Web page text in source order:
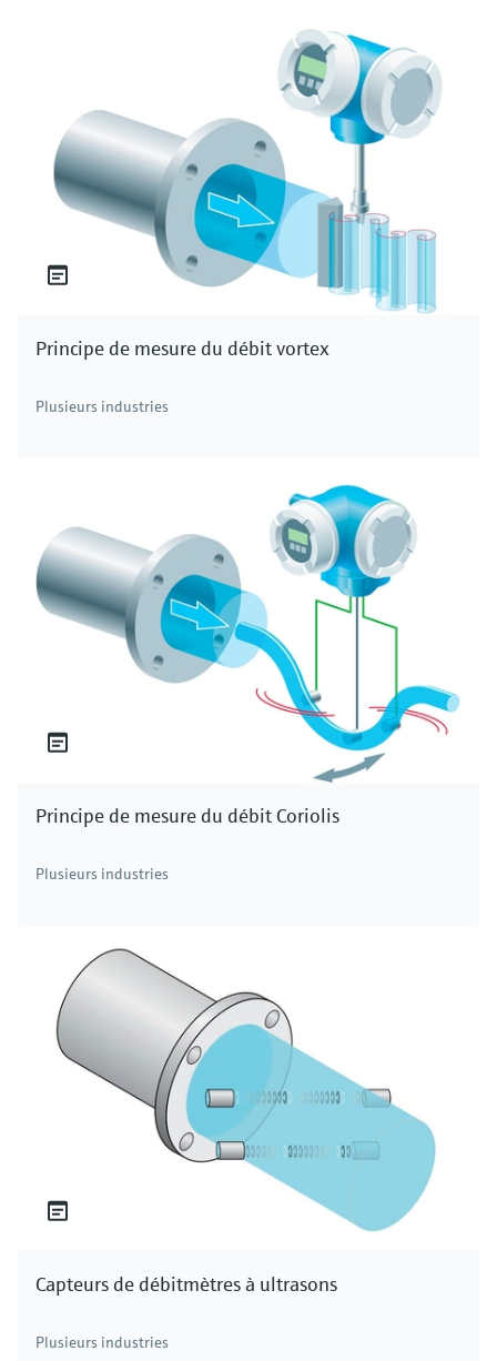
Principe de mesure du débit vortex
Plusieurs industries
Principe de mesure du débit Coriolis
Plusieurs industries
Capteurs de débitmètres à ultrasons
Plusieurs industries